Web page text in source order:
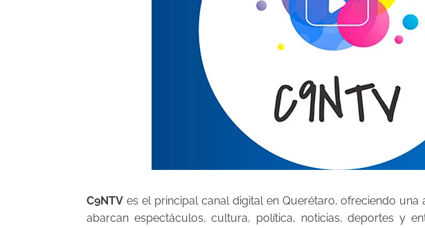
C9NTV es el principal canal digital en Querétaro, ofreciendo
abarcan espectáculos, cultura, política, noticias, deportes y